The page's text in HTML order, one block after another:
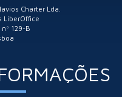
Charter Lda.
LiberOffice
129-B